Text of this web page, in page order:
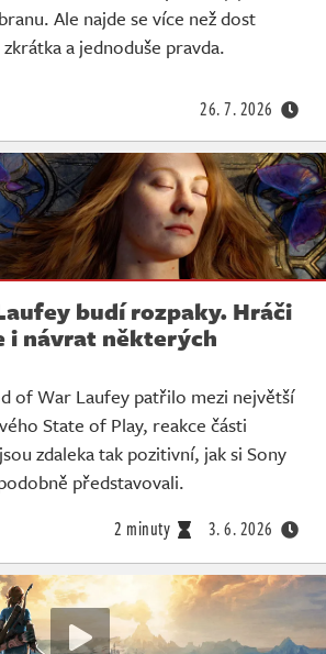
Ale najde se více než dost
a jednoduše pravda.
26. 7. 2026
budí rozpaky. Hráči
i návrat některých
of War Laufey patřilo mezi největší
State of Play, reakce části
zdaleka tak pozitivní, jak si Sony
představovali.
2 minuty 3. 6. 2026